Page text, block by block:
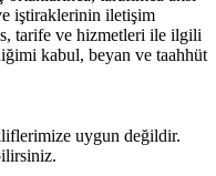
iştiraklerinin iletişim
tarife ve hizmetleri ile ilgili
kabul, beyan ve taahhüt
uygun değildir.